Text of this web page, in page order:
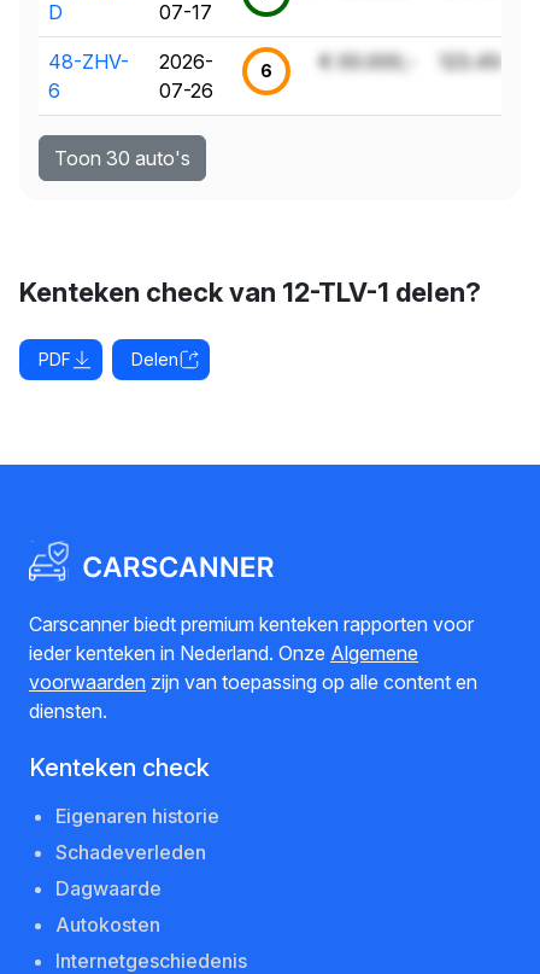
D
07-17
48-ZHV-
6
2026-
07-26
6 € 00.000,- 123.456 km
Toon 30 auto's
Kenteken check van 12-TLV-1 delen?
PDF Delen
Carscanner biedt premium kenteken rapporten voor
ieder kenteken in Nederland. Onze Algemene
voorwaarden zijn van toepassing op alle content en
diensten.
Kenteken check
Eigenaren historie
Schadeverleden
Dagwaarde
Autokosten
Internetgeschiedenis